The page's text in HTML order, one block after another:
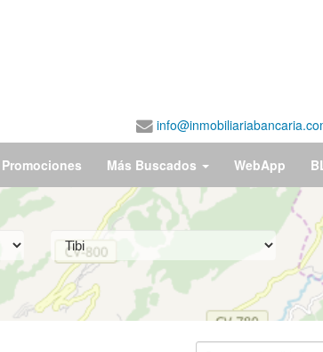
Promociones Más Buscados WebApp